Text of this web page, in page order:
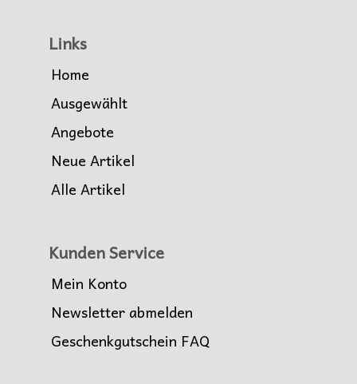
Links
Home
Ausgewählt
Angebote
Neue Artikel
Alle Artikel
Kunden Service
Mein Konto
Newsletter abmelden
Geschenkgutschein FAQ